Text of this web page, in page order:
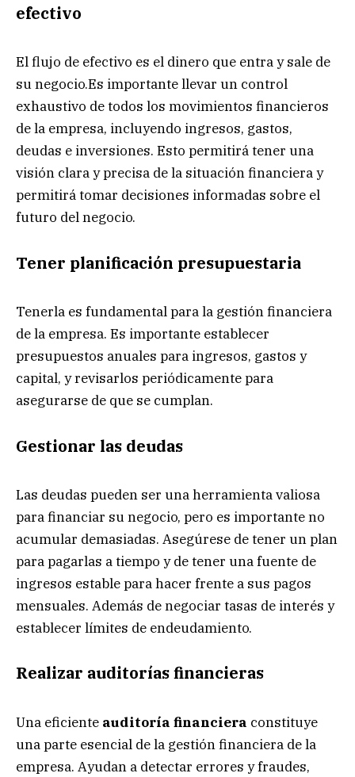
efectivo
El flujo de efectivo es el dinero que entra y sale de
su negocio.Es importante llevar un control
exhaustivo de todos los movimientos financieros
de la empresa, incluyendo ingresos, gastos,
deudas e inversiones. Esto permitirá tener una
visión clara y precisa de la situación financiera y
permitirá tomar decisiones informadas sobre el
futuro del negocio.
Tener planificación presupuestaria
Tenerla es fundamental para la gestión financiera
de la empresa. Es importante establecer
presupuestos anuales para ingresos, gastos y
capital, y revisarlos periódicamente para
asegurarse de que se cumplan.
Gestionar las deudas
Las deudas pueden ser una herramienta valiosa
para financiar su negocio, pero es importante no
acumular demasiadas. Asegúrese de tener un plan
para pagarlas a tiempo y de tener una fuente de
ingresos estable para hacer frente a sus pagos
mensuales. Además de negociar tasas de interés y
establecer límites de endeudamiento.
Realizar auditorías financieras
Una eficiente auditoría financiera constituye
una parte esencial de la gestión financiera de la
empresa. Ayudan a detectar errores y fraudes,